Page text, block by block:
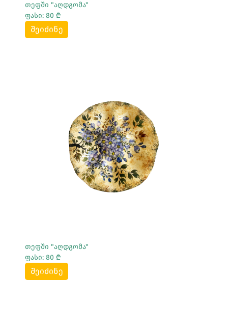
თეფში "აღდგომა"
ფასი: 80 ₾
შეიძინე
Სრულად Ნახვა
თეფში "აღდგომა"
ფასი: 80 ₾
შეიძინე